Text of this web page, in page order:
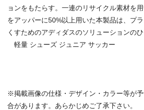
ョンをもたらす。一連のリサイクル素材を
をアッパーに50%以上用いた本製品は、プ
くすためのアディダスのソリューション
軽量 シューズ ジュニア サッカー
※掲載画像の仕様・デザイン・カラー等が
合があります。あらかじめご了承下さい。